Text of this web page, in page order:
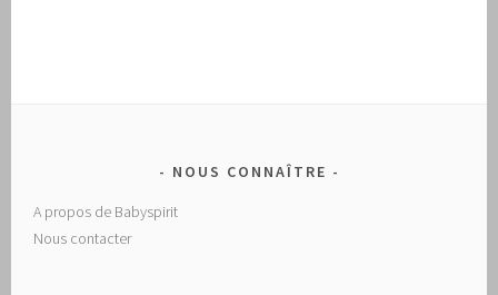
NOUS CONNAÎTRE
A propos de Babyspirit
Nous contacter